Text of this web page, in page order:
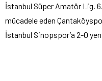
İstanbul Süper Amatör Lig.
mücadele eden
İstanbul Sinopspor’a 2-0